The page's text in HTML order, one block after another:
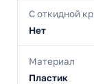
С откидной
Нет
Материал
Пластик